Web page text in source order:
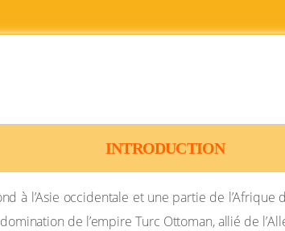
INTRODUCTION
à l’Asie occidentale et une partie de
de l’empire Turc Ottoman, allié de